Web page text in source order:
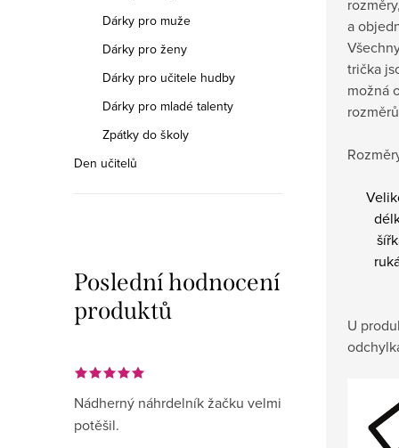
Dárky pro muže
Dárky pro ženy
Dárky pro učitele hudby
Dárky pro mladé talenty
Zpátky do školy
Den učitelů
Poslední hodnocení
produktů
Nádherný náhrdelník žačku velmi
potěšil.
a
trička
možná
U